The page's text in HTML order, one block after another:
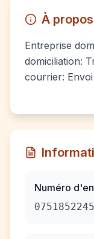
À propos
Entreprise
domiciliation:
courrier:
Numéro
0751852245